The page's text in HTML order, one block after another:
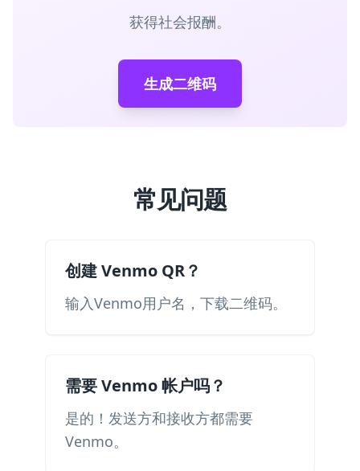
获得社会报酬。
生成二维码
常见问题
创建 Venmo QR？
输入Venmo用户名，下载二维码。
需要 Venmo 帐户吗？
是的！发送方和接收方都需要
Venmo。